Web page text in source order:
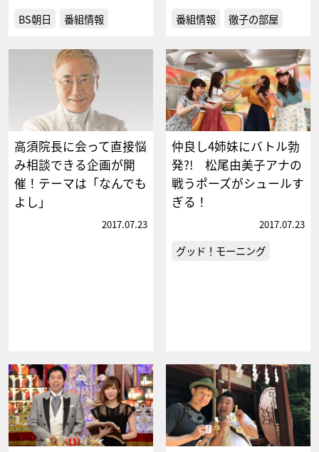
BS朝日 番組情報 番組情報 徹子の部屋
高須院長に会って直接悩
み相談できる企画が開
催！テーマは「なんでも
よし」
2017.07.23
仲良し4姉妹にバトル勃
発?! 松尾由美子アナの
戦うポーズがシュールす
ぎる！
2017.07.23
グッド！モーニング